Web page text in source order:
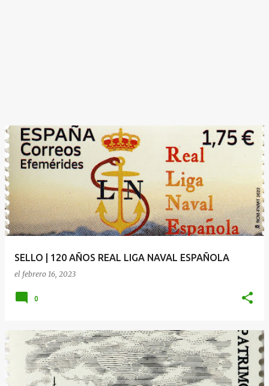
SELLO | 120 AÑOS REAL LIGA NAVAL ESPAÑOLA
el febrero 16, 2023
0